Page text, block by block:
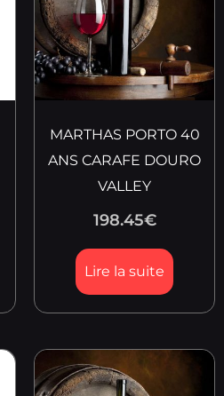
MARTHAS PORTO 40
ANS CARAFE DOURO
VALLEY
198.45€
Lire la suite